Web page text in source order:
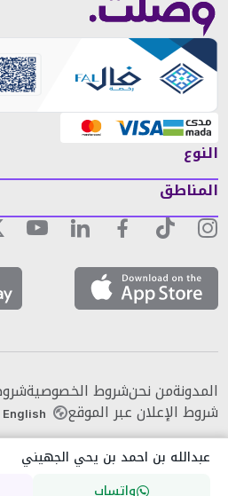
النوع
المناطق
المدونةمن نحنشروط الخصوصية
شروط الإعلان عبر الموقع English
عبدالله بن احمد بن يحي الجهيني
واتساب